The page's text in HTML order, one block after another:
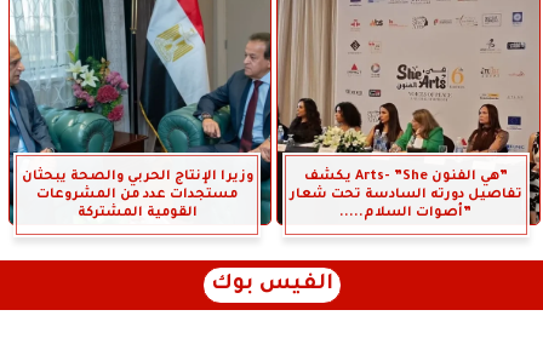
”هي الفنون Arts- ”She يكشف
تفاصيل دورته السادسة تحت شعار
”أصوات السلام.....
وزيرا الإنتاج الحربي والصحة يبحثان
مستجدات عدد من المشروعات
القومية المشتركة
الفيس بوك